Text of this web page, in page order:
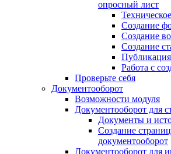
опросный лист
Создание
Создание
Создание
Работа с
Проверьте себя
Документооборот
Возможности модуля
Документооборот для
Документы и
Создание
документооборот
Документооборот для